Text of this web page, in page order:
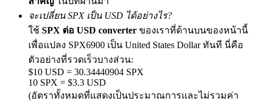
Precious Metals Trading Carnival
Trade Gold & Silver · 33,333 USDT Bonus
จะเปลี่ยน SPX เป็น USD ได้อย่างไร?
ใช้ SPX ต่อ USD converter ของเราที่ด้านบนของหน้านี้
เพื่อแปลง SPX6900 เป็น United States Dollar ทันที นี่คือ
ตัวอย่างที่รวดเร็วบางส่วน:
$10 USD = 30.34440904 SPX
10 SPX = $3.3 USD
(อัตราทั้งหมดที่แสดงเป็นประมาณการและไม่รวมค่า